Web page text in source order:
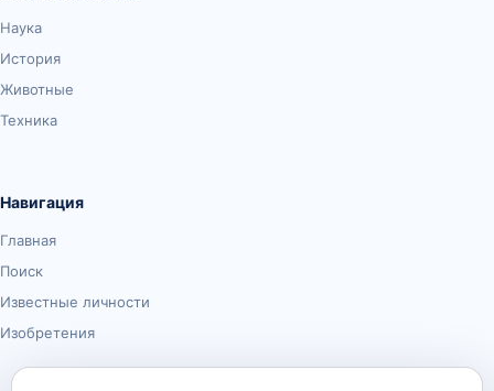
Наука
История
Животные
Техника
Навигация
Главная
Поиск
Известные личности
Изобретения